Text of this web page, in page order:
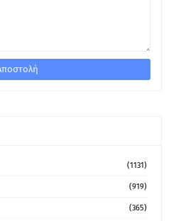
(1131)
(919)
(365)